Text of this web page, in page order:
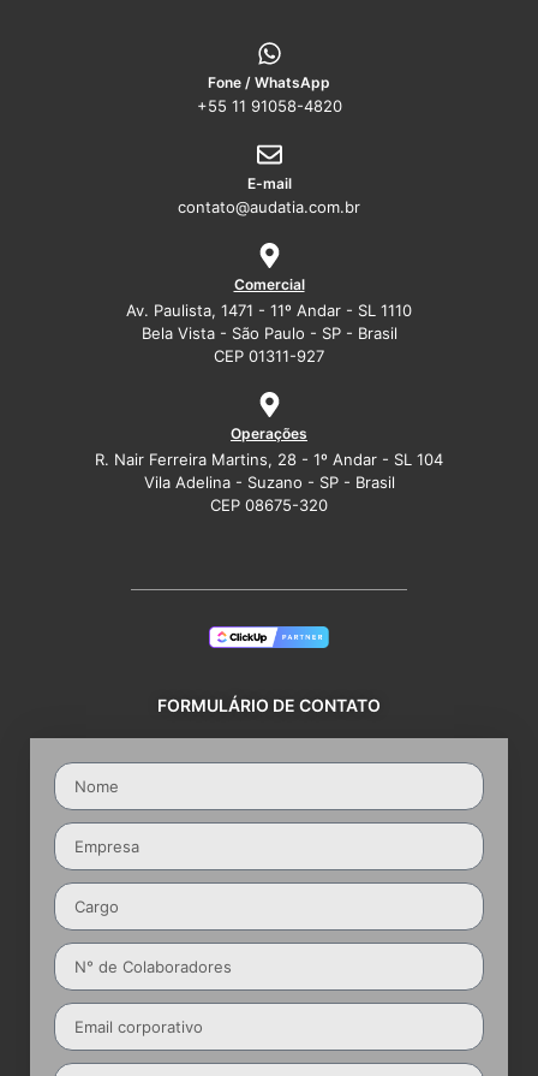
Fone / WhatsApp
+55 11 91058-4820
E-mail
contato@audatia.com.br
Comercial
Av. Paulista, 1471 - 11º Andar - SL 1110
Bela Vista - São Paulo - SP - Brasil
CEP 01311-927
Operações
R. Nair Ferreira Martins, 28 - 1º Andar - SL 104
Vila Adelina - Suzano - SP - Brasil
CEP 08675-320
FORMULÁRIO DE CONTATO